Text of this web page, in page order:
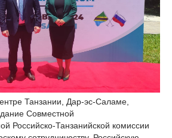
Танзании, Дар-эс-Саламе,
Совместной
Российско-Танзанийской комиссии